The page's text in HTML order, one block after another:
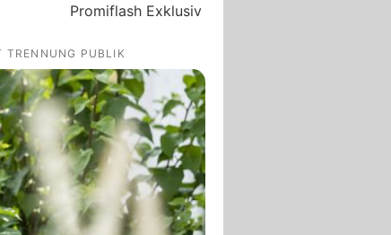
Promiflash Exklusiv
TRENNUNG PUBLIK